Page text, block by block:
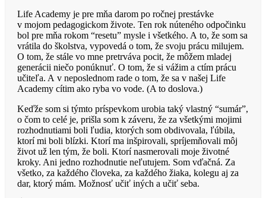
Life Academy je pre mňa darom po ročnej prestávke
v mojom pedagogickom živote. Ten rok núteného odpočinku
bol pre mňa rokom “resetu” mysle i všetkého. A to, že som sa
vrátila do školstva, vypovedá o tom, že svoju prácu milujem.
O tom, že stále vo mne pretrváva pocit, že môžem mladej
generácii niečo ponúknuť. O tom, že si vážim a ctím prácu
učiteľa. A v neposlednom rade o tom, že sa v našej Life
Academy cítim ako ryba vo vode. (A to doslova.)
Keďže som si týmto príspevkom urobia taký vlastný “sumár”,
o čom to celé je, prišla som k záveru, že za všetkými mojimi
rozhodnutiami boli ľudia, ktorých som obdivovala, ľúbila,
ktorí mi boli blízki. Ktorí ma inšpirovali, spríjemňovali môj
život už len tým, že boli. Ktorí nasmerovali moje životné
kroky. Ani jedno rozhodnutie neľutujem. Som vďačná. Za
všetko, za každého človeka, za každého žiaka, kolegu aj za
dar, ktorý mám. Možnosť učiť iných a učiť seba.